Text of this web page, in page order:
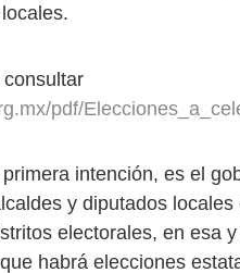
pdf/
intención, es el
y diputados locales
electorales, en esa
habrá elecciones